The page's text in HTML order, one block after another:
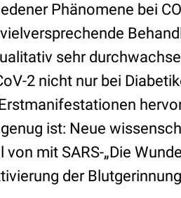
Phänomene bei
sehr
2 nicht nur bei
ist: Neue
mit SARS-„Die
der